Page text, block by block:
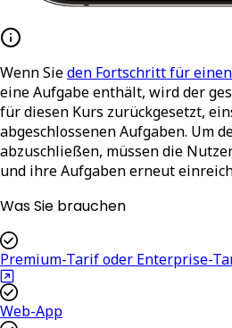
Wenn Sieden Fortschritt für
eine Aufgabe enthält, wird der
für diesen Kurs zurückgesetzt,
abgeschlossenen Aufgaben. Um
abzuschließen, müssen die
und ihre Aufgaben erneut
Was Sie brauchen
Premium-Tarif oder Enterprise-
Web-App